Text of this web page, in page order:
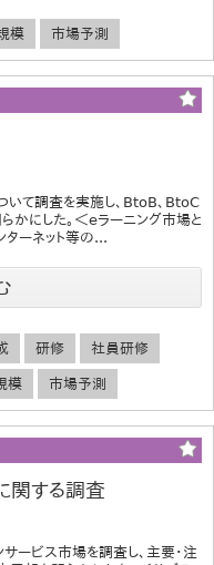
模 市場予測
て調査を実施し、BtoB、BtoC
かにした。＜eラーニング市場と
ーネット等の...
研修 社員研修
模 市場予測
関する調査
ービス市場を調査し、主要・注